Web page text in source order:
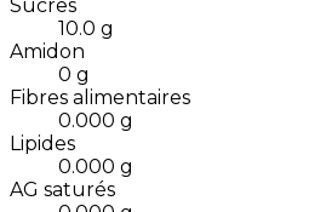
Sucres
10.0 g
Amidon
0 g
Fibres alimentaires
0.000 g
Lipides
0.000 g
AG saturés